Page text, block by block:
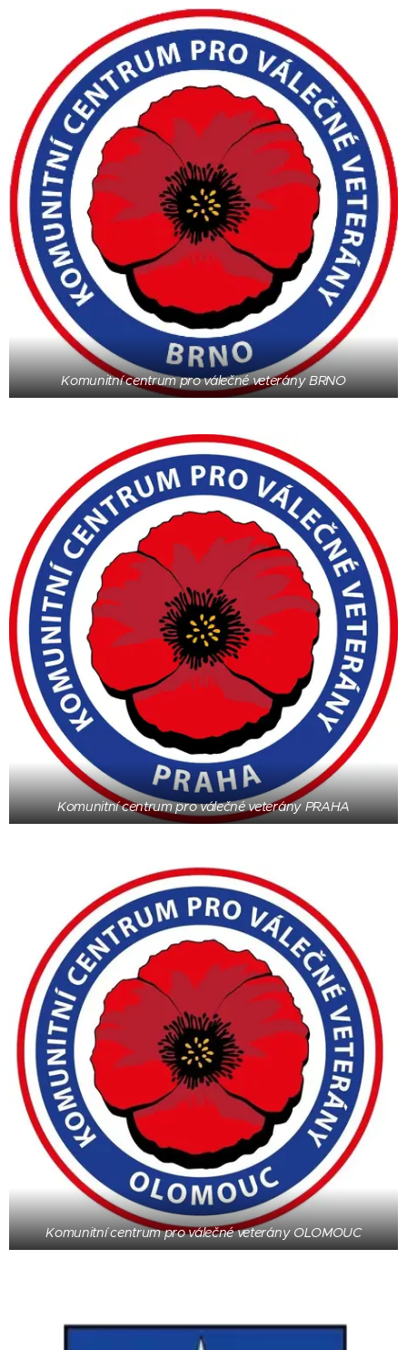
Komunitní centrum pro válečné veterány BRNO
Komunitní centrum pro válečné veterány PRAHA
Komunitní centrum pro válečné veterány OLOMOUC